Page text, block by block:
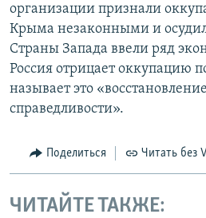
организации признали
Крыма незаконными и
Страны Запада ввели ряд
Россия отрицает оккупацию
называет это
справедливости».
Поделиться Читать без
ЧИТАЙТЕ ТАКЖЕ: